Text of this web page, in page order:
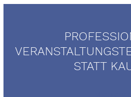
STATT